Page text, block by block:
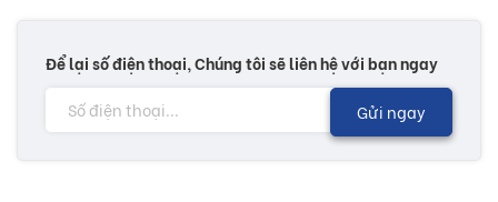
Để lại số điện thoại, Chúng tôi sẽ liên hệ với bạn ngay
Gửi ngay